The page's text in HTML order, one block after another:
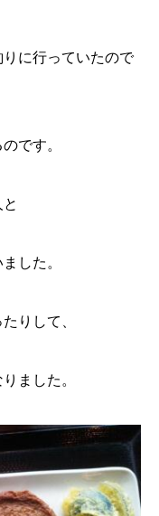
に行っていたので
です。
した。
りして、
ました。